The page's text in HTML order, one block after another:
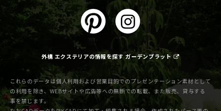
外構 エクステリアの情報を探す ガーデンプラット
これらのデータは個人利用および営業目的でのプレゼンテーション素材として
の利用を除き、WEBサイトや広告等への無断での転載、また販売、貸与する
事を禁じます。